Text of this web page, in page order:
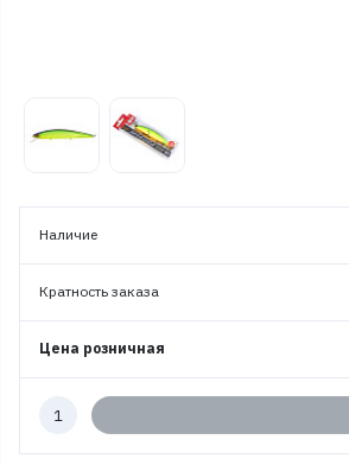
Наличие
Кратность заказа
Цена розничная
Количество